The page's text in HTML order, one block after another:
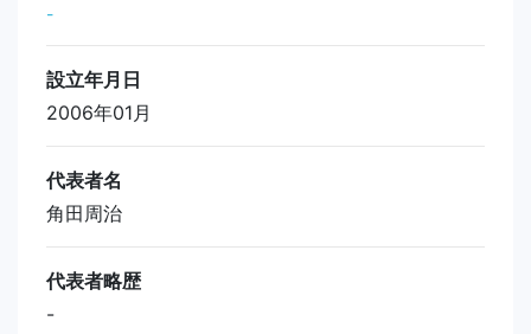
-
設立年月日
2006年01月
代表者名
角田周治
代表者略歴
-